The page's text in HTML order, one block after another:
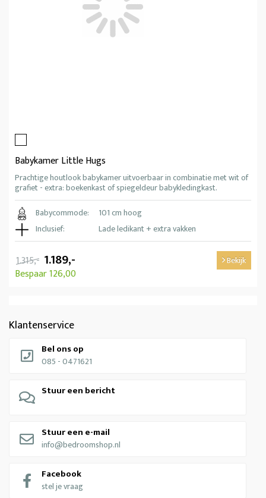
Klantenservice
Bel ons op
085 - 0471621
Stuur een bericht
Stuur een e-mail
info@bedroomshop.nl
Facebook
stel je vraag
Babykamer Little Hugs
Prachtige houtlook babykamer uitvoerbaar in combinatie met wit of
grafiet - extra: boekenkast of spiegeldeur babykledingkast.
Babycommode:
101 cm hoog
Inclusief:
Lade ledikant + extra vakken
1.315,- 1.189,-
Bespaar 126,00
Bekijk